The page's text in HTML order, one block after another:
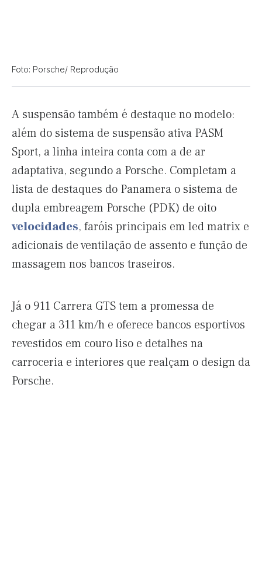
Foto: Porsche/ Reprodução
A suspensão também é destaque no modelo:
além do sistema de suspensão ativa PASM
Sport, a linha inteira conta com a de ar
adaptativa, segundo a Porsche. Completam a
lista de destaques do Panamera o sistema de
dupla embreagem Porsche (PDK) de oito
velocidades, faróis principais em led matrix e
adicionais de ventilação de assento e função de
massagem nos bancos traseiros.
Já o 911 Carrera GTS tem a promessa de
chegar a 311 km/h e oferece bancos esportivos
revestidos em couro liso e detalhes na
carroceria e interiores que realçam o design da
Porsche.